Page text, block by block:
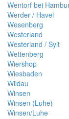
Wentorf bei
Werder / Havel
Wesenberg
Westerland
Westerland / Sylt
Wettenberg
Wiershop
Wiesbaden
Wildau
Winsen
Winsen (Luhe)
Winsen/Luhe